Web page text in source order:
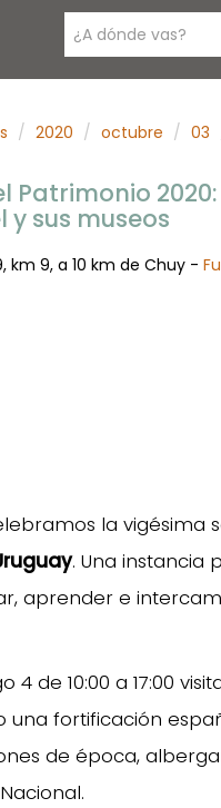
¿A dónde vas?
2020 octubre 03
Patrimonio
y sus museos
km 9, a 10 km de Chuy -
la vigésima
. Una instancia
aprender e
4 de 10:00 a 17:00
una fortificación
de época,